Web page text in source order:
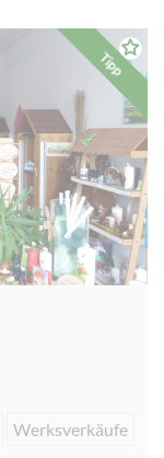
Tipp
Werksverkäufe